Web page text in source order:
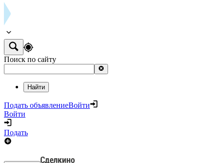
Поиск по сайту
Найти
Подать объявлениеВойти
Войти
Подать